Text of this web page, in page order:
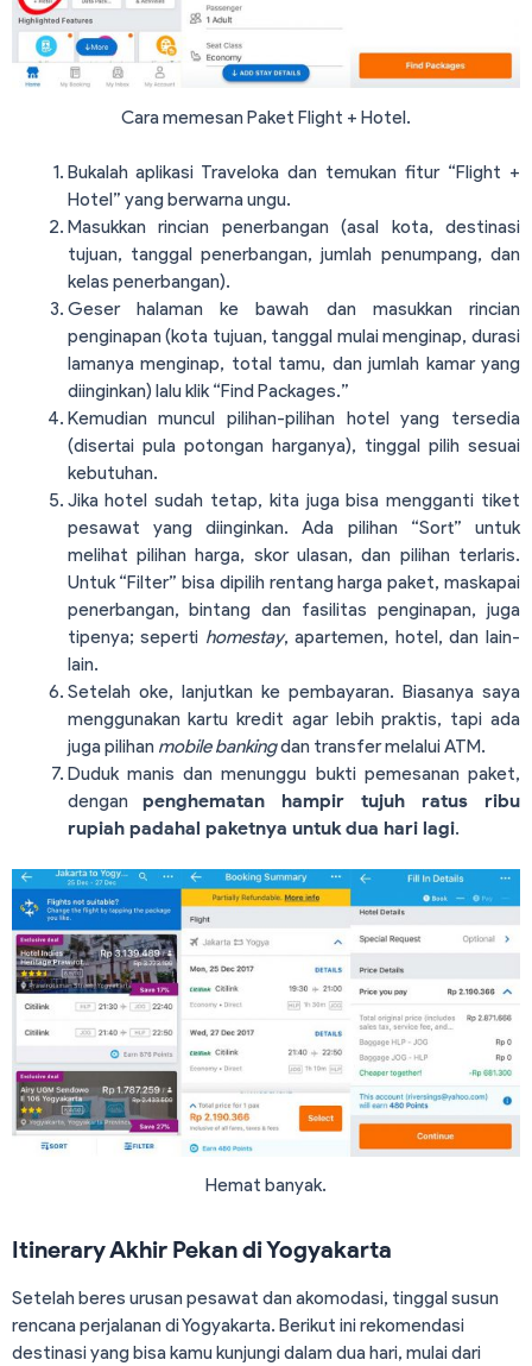
Cara memesan Paket Flight + Hotel.
Bukalah aplikasi Traveloka dan temukan fitur “Flight +
Hotel” yang berwarna ungu.
Masukkan rincian penerbangan (asal kota, destinasi
tujuan, tanggal penerbangan, jumlah penumpang, dan
kelas penerbangan).
Geser halaman ke bawah dan masukkan rincian
penginapan (kota tujuan, tanggal mulai menginap, durasi
lamanya menginap, total tamu, dan jumlah kamar yang
diinginkan) lalu klik “Find Packages.”
Kemudian muncul pilihan-pilihan hotel yang tersedia
(disertai pula potongan harganya), tinggal pilih sesuai
kebutuhan.
Jika hotel sudah tetap, kita juga bisa mengganti tiket
pesawat yang diinginkan. Ada pilihan “Sort” untuk
melihat pilihan harga, skor ulasan, dan pilihan terlaris.
Untuk “Filter” bisa dipilih rentang harga paket, maskapai
penerbangan, bintang dan fasilitas penginapan, juga
tipenya; seperti homestay, apartemen, hotel, dan lain-
lain.
Setelah oke, lanjutkan ke pembayaran. Biasanya saya
menggunakan kartu kredit agar lebih praktis, tapi ada
juga pilihan mobile bankingdan transfer melalui ATM.
Duduk manis dan menunggu bukti pemesanan paket,
denganpenghematan hampir tujuh ratus ribu
rupiah padahal paketnya untuk dua hari lagi.
Hemat banyak.
Itinerary Akhir Pekan di Yogyakarta
Setelah beres urusan pesawat dan akomodasi, tinggal susun
rencana perjalanan di Yogyakarta. Berikut ini rekomendasi
destinasi yang bisa kamu kunjungi dalam dua hari, mulai dari